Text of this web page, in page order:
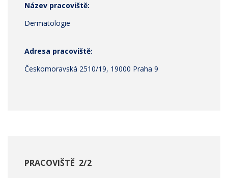
Název pracoviště:
Dermatologie
Adresa pracoviště:
Českomoravská 2510/19, 19000 Praha 9
PRACOVIŠTĚ 2/2